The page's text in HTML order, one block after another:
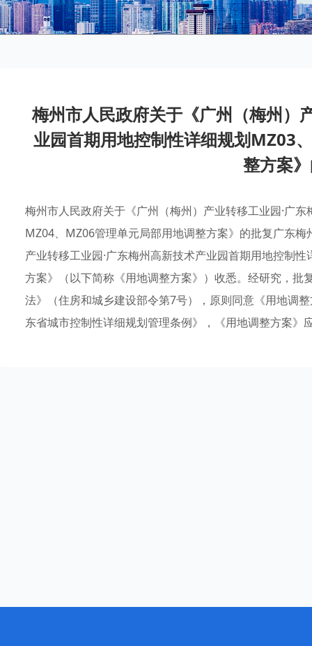
梅州市人民政府关于《广州（梅州）
业园首期用地控制性详细规划MZ03
整方案
梅州市人民政府关于《广州（梅州）产业转移工业园·广
MZ04、MZ06管理单元局部用地调整方案》的批复广东
产业转移工业园·广东梅州高新技术产业园首期用地控制
方案》（以下简称《用地调整方案》）收悉。经研究，
法》（住房和城乡建设部令第7号），原则同意《用地调
东省城市控制性详细规划管理条例》，《用地调整方案》